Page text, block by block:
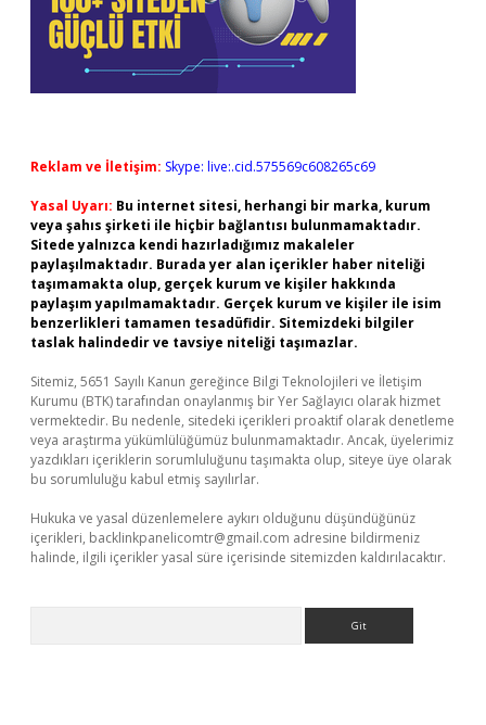
Reklam ve İletişim: Skype: live:.cid.575569c608265c69
Yasal Uyarı: Bu internet sitesi, herhangi bir marka, kurum
veya şahıs şirketi ile hiçbir bağlantısı bulunmamaktadır.
Sitede yalnızca kendi hazırladığımız makaleler
paylaşılmaktadır. Burada yer alan içerikler haber niteliği
taşımamakta olup, gerçek kurum ve kişiler hakkında
paylaşım yapılmamaktadır. Gerçek kurum ve kişiler ile isim
benzerlikleri tamamen tesadüfidir. Sitemizdeki bilgiler
taslak halindedir ve tavsiye niteliği taşımazlar.
Sitemiz, 5651 Sayılı Kanun gereğince Bilgi Teknolojileri ve İletişim
Kurumu (BTK) tarafından onaylanmış bir Yer Sağlayıcı olarak hizmet
vermektedir. Bu nedenle, sitedeki içerikleri proaktif olarak denetleme
veya araştırma yükümlülüğümüz bulunmamaktadır. Ancak, üyelerimiz
yazdıkları içeriklerin sorumluluğunu taşımakta olup, siteye üye olarak
bu sorumluluğu kabul etmiş sayılırlar.
Hukuka ve yasal düzenlemelere aykırı olduğunu düşündüğünüz
içerikleri, backlinkpanelicomtr@gmail.com adresine bildirmeniz
halinde, ilgili içerikler yasal süre içerisinde sitemizden kaldırılacaktır.